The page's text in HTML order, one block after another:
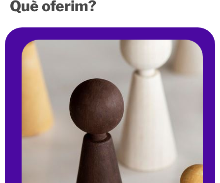
Què oferim?
Contacta a través del
FORMULARI